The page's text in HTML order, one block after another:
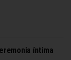
íntima